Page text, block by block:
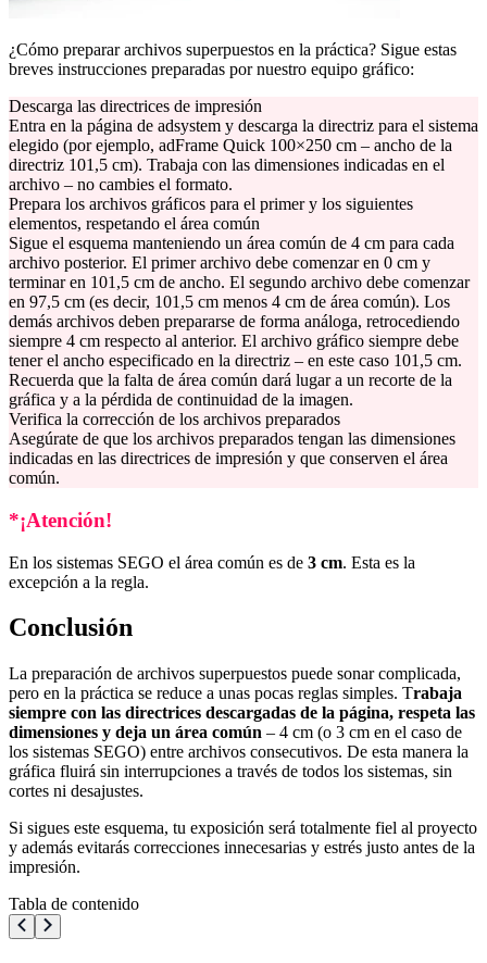
¿Cómo preparar archivos superpuestos en la práctica? Sigue estas
breves instrucciones preparadas por nuestro equipo gráfico:
Descarga las directrices de impresión
Entra en la página de adsystem y descarga la directriz para el sistema
elegido (por ejemplo, adFrame Quick 100×250 cm – ancho de la
directriz 101,5 cm). Trabaja con las dimensiones indicadas en el
archivo – no cambies el formato.
Prepara los archivos gráficos para el primer y los siguientes
elementos, respetando el área común
Sigue el esquema manteniendo un área común de 4 cm para cada
archivo posterior. El primer archivo debe comenzar en 0 cm y
terminar en 101,5 cm de ancho. El segundo archivo debe comenzar
en 97,5 cm (es decir, 101,5 cm menos 4 cm de área común). Los
demás archivos deben prepararse de forma análoga, retrocediendo
siempre 4 cm respecto al anterior. El archivo gráfico siempre debe
tener el ancho especificado en la directriz – en este caso 101,5 cm.
Recuerda que la falta de área común dará lugar a un recorte de la
gráfica y a la pérdida de continuidad de la imagen.
Verifica la corrección de los archivos preparados
Asegúrate de que los archivos preparados tengan las dimensiones
indicadas en las directrices de impresión y que conserven el área
común.
*¡Atención!
En los sistemas SEGO el área común es de 3 cm. Esta es la
excepción a la regla.
Conclusión
La preparación de archivos superpuestos puede sonar complicada,
pero en la práctica se reduce a unas pocas reglas simples. Trabaja
siempre con las directrices descargadas de la página, respeta las
dimensiones y deja un área común – 4 cm (o 3 cm en el caso de
los sistemas SEGO) entre archivos consecutivos. De esta manera la
gráfica fluirá sin interrupciones a través de todos los sistemas, sin
cortes ni desajustes.
Si sigues este esquema, tu exposición será totalmente fiel al proyecto
y además evitarás correcciones innecesarias y estrés justo antes de la
impresión.
Tabla de contenido